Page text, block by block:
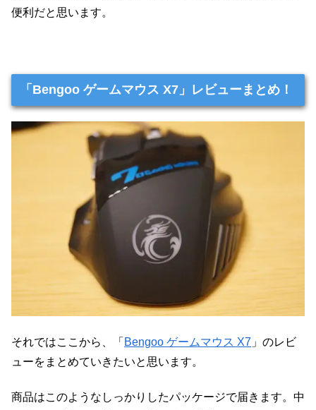
便利だと思います。
「Bengoo ゲームマウス X7」レビューまとめ！
それではここから、「 Bengoo ゲームマウス X7 」のレビ
ューをまとめていきたいと思います。
商品はこのようなしっかりしたパッケージで届きます。中